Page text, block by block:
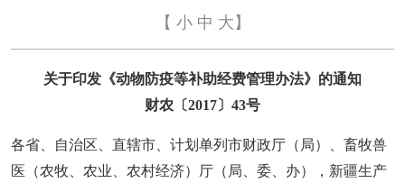
【 小 中 大 】
关于印发《动物防疫等补助经费管理办法》的通知
财农〔2017〕43号
各省、自治区、直辖市、计划单列市财政厅（局）、畜牧兽
医（农牧、农业、农村经济）厅（局、委、办），新疆生产